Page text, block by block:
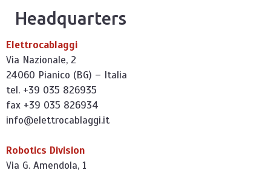
Headquarters
Elettrocablaggi
Via Nazionale, 2
24060 Pianico (BG) – Italia
tel. +39 035 826935
fax +39 035 826934
info@elettrocablaggi.it
Robotics Division
Via G. Amendola, 1